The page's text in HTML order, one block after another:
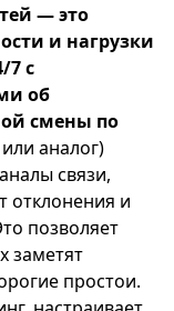
— это
и нагрузки
7 с
об
смены по
аналог)
связи,
отклонения и
позволяет
заметят
простои.